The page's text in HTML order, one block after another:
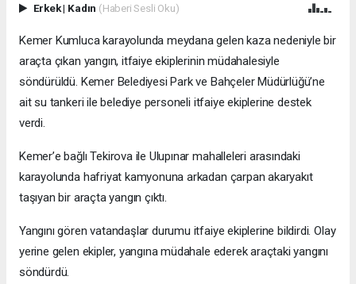
Erkek| Kadın (Haberi Sesli Oku)
Kemer Kumluca karayolunda meydana gelen kaza nedeniyle bir
araçta çıkan yangın, itfaiye ekiplerinin müdahalesiyle
söndürüldü. Kemer Belediyesi Park ve Bahçeler Müdürlüğü’ne
ait su tankeri ile belediye personeli itfaiye ekiplerine destek
verdi.
Kemer’e bağlı Tekirova ile Ulupınar mahalleleri arasındaki
karayolunda hafriyat kamyonuna arkadan çarpan akaryakıt
taşıyan bir araçta yangın çıktı.
Yangını gören vatandaşlar durumu itfaiye ekiplerine bildirdi. Olay
yerine gelen ekipler, yangına müdahale ederek araçtaki yangını
söndürdü.